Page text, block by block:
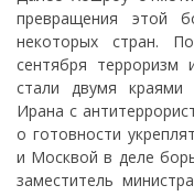
превращения этой
некоторых стран.
сентября терроризм
стали двумя краями
Ирана с
о готовности
и Москвой в деле
заместитель